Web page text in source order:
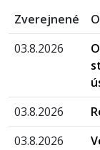
Zverejnené
03.8.2026
03.8.2026
03.8.2026